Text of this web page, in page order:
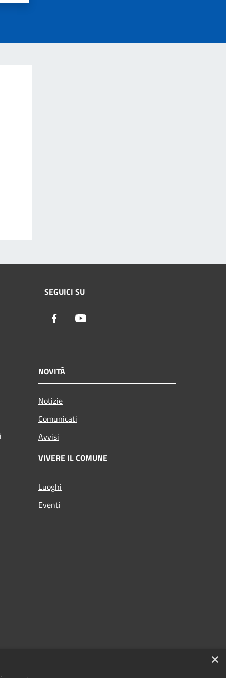
SEGUICI SU
Facebook
NOVITÀ
Notizie
Comunicati
Avvisi
VIVERE IL COMUNE
Luoghi
Eventi
×